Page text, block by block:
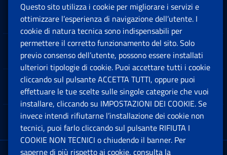
Sedi e Contatti
Software
Note Legali
App mobile
Questo sito utilizza i cookie per migliorare i servizi e
ottimizzare l’esperienza di navigazione dell’utente. I
cookie di natura tecnica sono indispensabili per
permettere il corretto funzionamento del sito. Solo
previo consenso dell’utente, possono essere installati
ulteriori tipologie di cookie. Puoi accettare tutti i cookie
cliccando sul pulsante ACCETTA TUTTI, oppure puoi
effettuare le tue scelte sulle singole categorie che vuoi
installare, cliccando su IMPOSTAZIONI DEI COOKIE. Se
invece intendi rifiutarne l’installazione dei cookie non
tecnici, puoi farlo cliccando sul pulsante RIFIUTA I
COOKIE NON TECNICI o chiudendo il banner. Per
saperne di più rispetto ai cookie, consulta la